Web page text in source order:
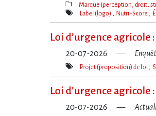
Thèmes(s)
Marque (perception, droit,
Mot(s)-
Label (logo) Nutri-Score
Loi d​‌’urgence
20-07-2026
Mot(s)-
Projet (proposition) de loi
Loi d​‌’urgence
20-07-2026